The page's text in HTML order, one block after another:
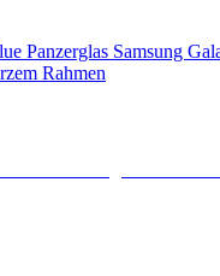
Panzerglas Samsung
Rahmen